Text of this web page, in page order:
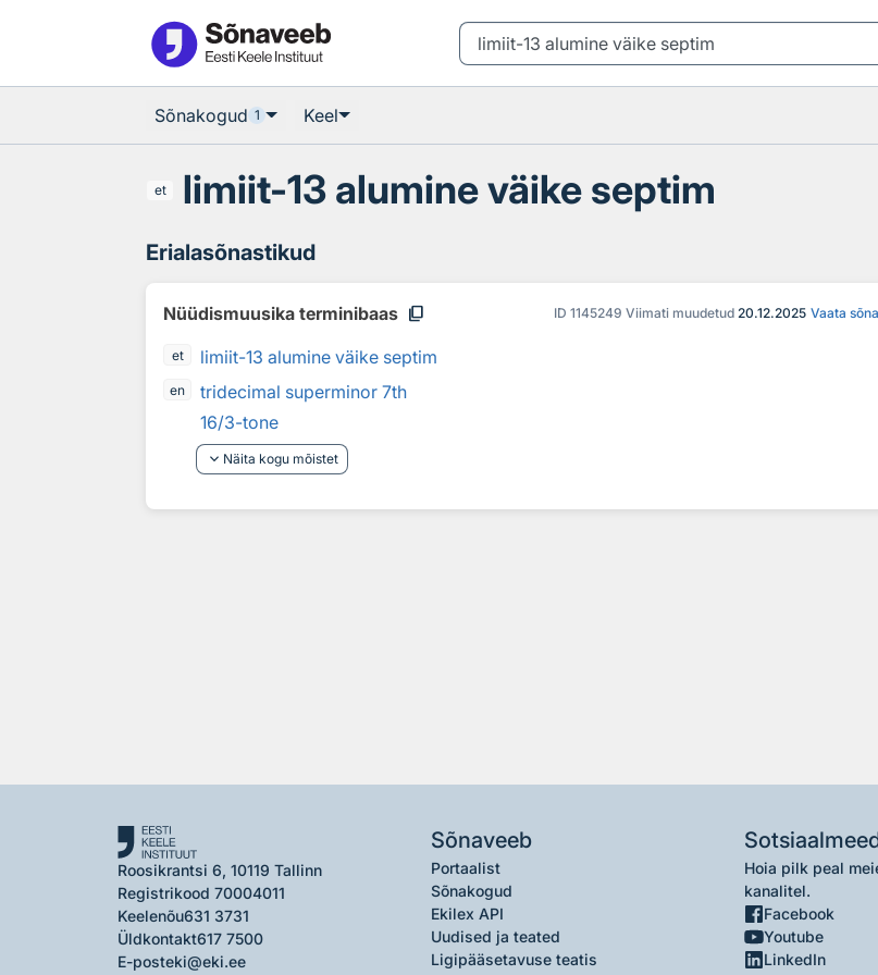
Sõnakogud 1 Keel
et limiit-13 alumine väike septim
Erialasõnastikud
Nüüdismuusika terminibaas content_copy ID 1145249 Viimati muudetud 20.12.2025 Vaata
et limiit-13 alumine väike septim
en
tridecimal superminor 7th
16/3-tone
keyboard_arrow_down Näita kogu mõistet
Roosikrantsi 6, 10119 Tallinn
Registrikood 70004011
Keelenõu631 3731
Üldkontakt617 7500
E-posteki@eki.ee
Sõnaveeb
Portaalist
Sõnakogud
Ekilex API
Uudised ja teated
Ligipääsetavuse teatis
Hoia pilk peal
kanalitel.
Facebook
Youtube
LinkedIn